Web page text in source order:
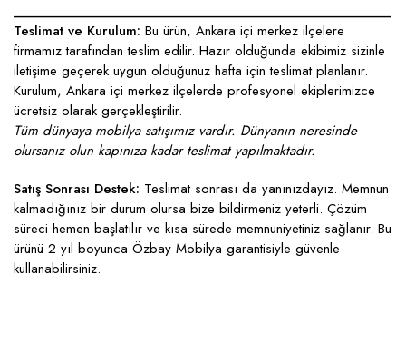
____________________________________________________
Teslimat ve Kurulum: Bu ürün, Ankara içi merkez ilçelere
firmamız tarafından teslim edilir. Hazır olduğunda ekibimiz sizinle
iletişime geçerek uygun olduğunuz hafta için teslimat planlanır.
Kurulum, Ankara içi merkez ilçelerde profesyonel ekiplerimizce
ücretsiz olarak gerçekleştirilir.
Tüm dünyaya mobilya satışımız vardır. Dünyanın neresinde
olursanız olun kapınıza kadar teslimat yapılmaktadır.
Satış Sonrası Destek: Teslimat sonrası da yanınızdayız. Memnun
kalmadığınız bir durum olursa bize bildirmeniz yeterli. Çözüm
süreci hemen başlatılır ve kısa sürede memnuniyetiniz sağlanır. Bu
ürünü 2 yıl boyunca Özbay Mobilya garantisiyle güvenle
kullanabilirsiniz.